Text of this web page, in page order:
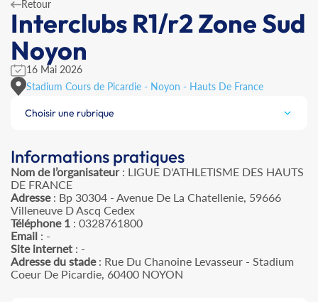
Retour
Interclubs R1/r2 Zone Sud
Noyon
16 Mai 2026
Stadium Cours de Picardie - Noyon - Hauts De France
Choisir une rubrique
Informations pratiques
Nom de l’organisateur: LIGUE D'ATHLETISME DES HAUTS
DE FRANCE
Adresse: Bp 30304 - Avenue De La Chatellenie, 59666
Villeneuve D Ascq Cedex
Téléphone 1 : 0328761800
Email : -
Site internet : -
Adresse du stade: Rue Du Chanoine Levasseur - Stadium
Coeur De Picardie, 60400 NOYON